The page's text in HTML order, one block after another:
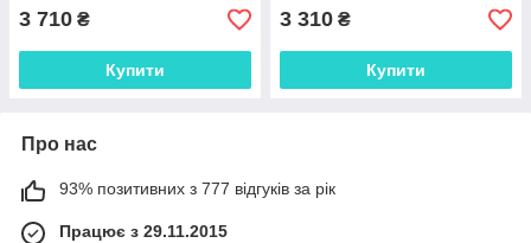
3 710 ₴
Купити
3 310 ₴
Купити
Про нас
93% позитивних з 777 відгуків за рік
Працює з 29.11.2015